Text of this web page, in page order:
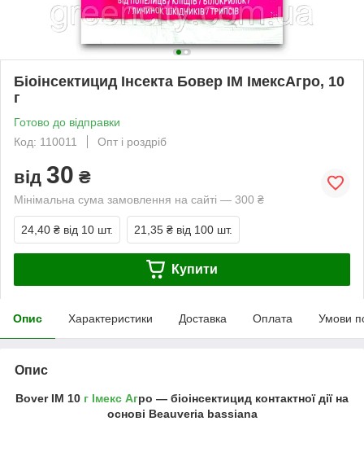
Біоінсектицид Інсекта Бовер ІМ ІмексАгро, 10
г
Готово до відправки
Код: 110011
Опт і роздріб
від 30 ₴
Мінімальна сума замовлення на сайті — 300 ₴
24,40 ₴ від 10 шт. 21,35 ₴ від 100 шт.
Купити
Опис Характеристики Доставка Оплата Умови
Опис
Bover IM 10 г Імекс Агро — біоінсектицид контактної дії на
основі Beauveria bassiana